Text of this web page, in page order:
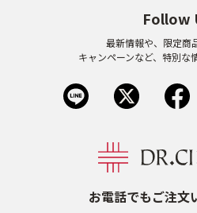
VC100ライン
メディカリフトライン
お電話でもご注文
Follow
最新情報や、限定商
キャンペーンなど、特別な